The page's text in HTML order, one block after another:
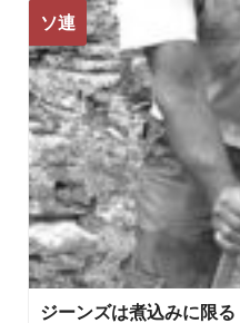
ソ連
ジーンズは煮込みに限